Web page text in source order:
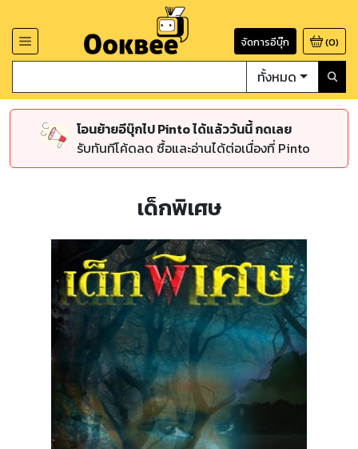
จัดการอีบุ๊ก (0)
ทั้งหมด
โอนย้ายอีบุ๊กไป Pinto ได้แล้ววันนี้ กดเลย
รับทันทีโค้ดลด ซื้อและอ่านได้ต่อเนื่องที่ Pinto
เด็กพิเศษ